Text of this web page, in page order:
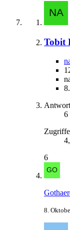
Tobit
6
Zugriffe
6
8.